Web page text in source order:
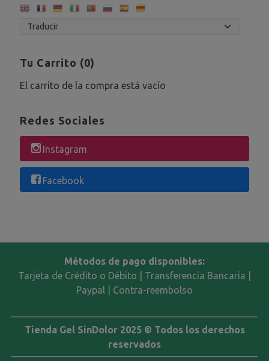
Tu Carrito (0)
El carrito de la compra está vacío
Redes Sociales
Instagram
Facebook
Métodos de pago disponibles:
Tarjeta de Crédito o Débito | Transferencia Bancaria |
Paypal | Contra-reembolso
Tienda Gel SinDolor 2025 © Todos los derechos
reservados